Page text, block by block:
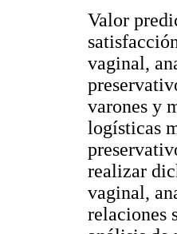
Valor
vaginal,
varones y
logísticas
realizar
vaginal,
relaciones